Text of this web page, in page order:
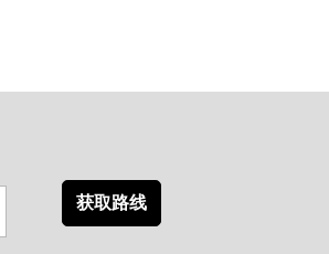
获取路线